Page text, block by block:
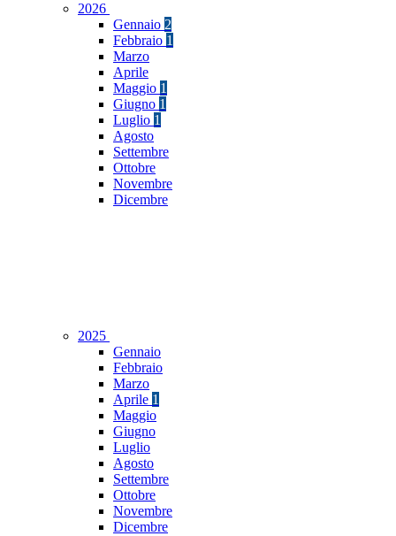
2026
Gennaio 2
Febbraio 1
Marzo
Aprile
Maggio 1
Giugno 1
Luglio 1
Agosto
Settembre
Ottobre
Novembre
Dicembre
2025
Gennaio
Febbraio
Marzo
Aprile 1
Maggio
Giugno
Luglio
Agosto
Settembre
Ottobre
Novembre
Dicembre